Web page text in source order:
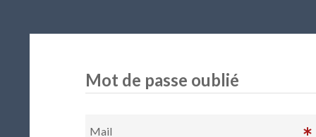
Mot de passe oublié
Mail